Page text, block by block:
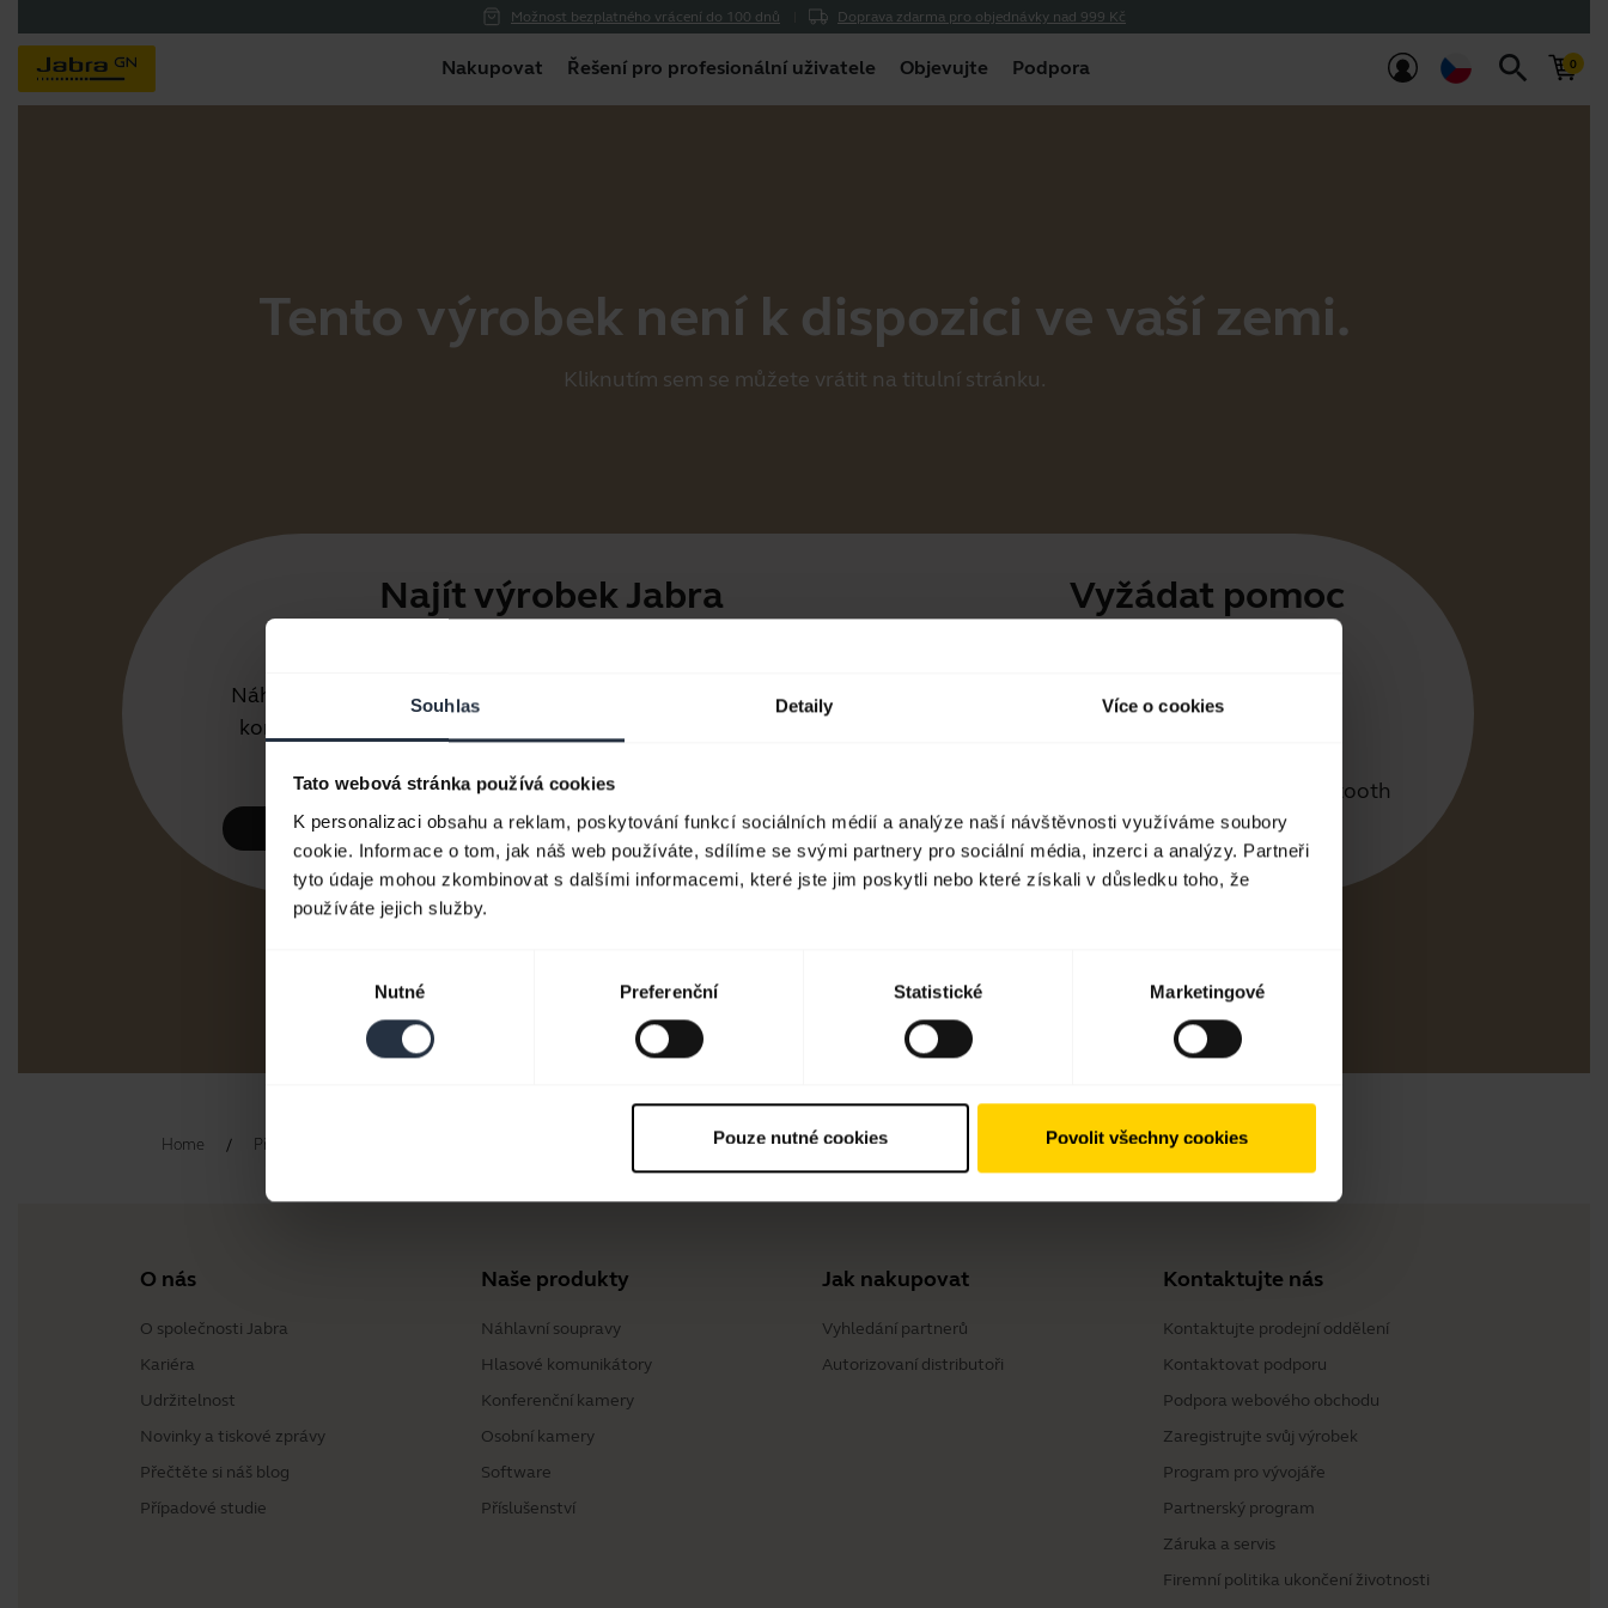
Možnost bezplatného vrácení do 100 dnů Doprava zdarma pro objednávky nad 999 Kč
Souhlas Detaily Více o cookies
Tato webová stránka používá cookies
K personalizaci obsahu a reklam, poskytování funkcí sociálních médií a analýze naší návštěvnosti využíváme soubory
cookie. Informace o tom, jak náš web používáte, sdílíme se svými partnery pro sociální média, inzerci a analýzy. Partneři
tyto údaje mohou zkombinovat s dalšími informacemi, které jste jim poskytli nebo které získali v důsledku toho, že
používáte jejich služby.
Nutné Preferenční Statistické Marketingové
Pouze nutné cookies Povolit všechny cookies
Nakupovat Řešení pro profesionální uživatele Objevujte Podpora search
Tento výrobek není k dispozici ve vaší zemi.
Kliknutím sem se můžete vrátit na titulní stránku.
Najít výrobek Jabra
Náhlavní soupravy a hlasové
komunikátory pro kancelář
Podívat se
Náhlavní soupravy a pecková
Podívat se
Vyžádat pomoc
Jabra Direct
Průvodce párováním pomocí Bluetooth
Příručka kompatibility
Home Příslušenství
O nás
O společnosti Jabra
Kariéra
Udržitelnost
Novinky a tiskové zprávy
Přečtěte si náš blog
Případové studie
Naše produkty
Náhlavní soupravy
Hlasové komunikátory
Konferenční kamery
Osobní kamery
Software
Příslušenství
Jak nakupovat
Vyhledání partnerů
Autorizovaní distributoři
Kontaktujte nás
Kontaktujte prodejní oddělení
Kontaktovat podporu
Podpora webového obchodu
Zaregistrujte svůj výrobek
Program pro vývojáře
Partnerský program
Záruka a servis
Firemní politika ukončení životnosti